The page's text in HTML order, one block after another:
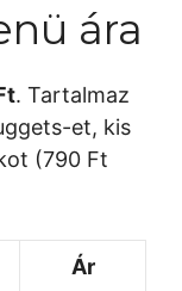
ára
. Tartalmaz
et, kis
(790 Ft
Ár